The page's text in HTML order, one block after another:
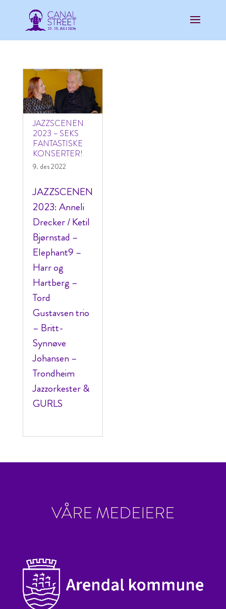
JAZZSCENEN
2023 – SEKS
FANTASTISKE
KONSERTER!
9. des 2022
JAZZSCENEN
2023: Anneli
Drecker / Ketil
Bjørnstad –
Elephant9 –
Harr og
Hartberg –
Tord
Gustavsen trio
– Britt-
Synnøve
Johansen –
Trondheim
Jazzorkester &
GURLS
VÅRE MEDEIERE